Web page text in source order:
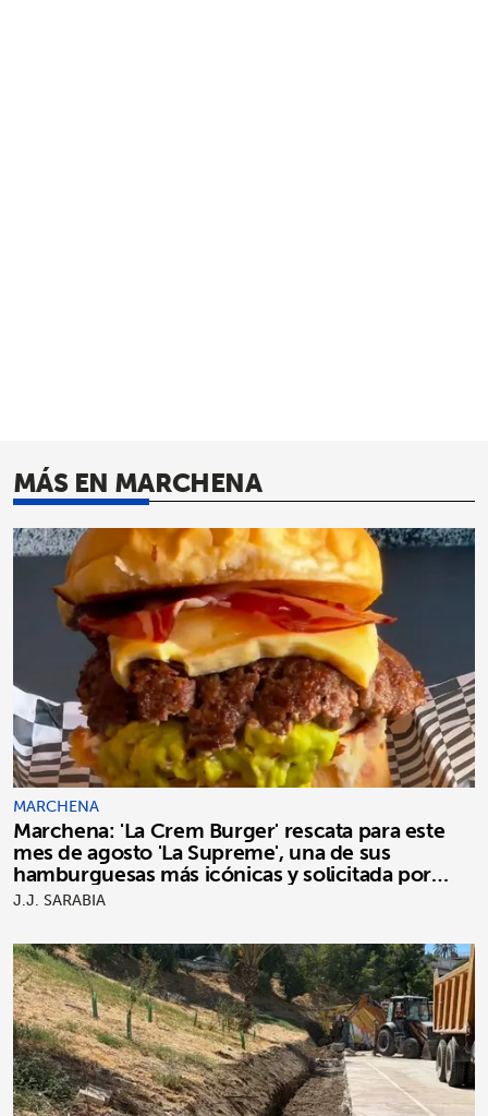
MÁS EN MARCHENA
MARCHENA
Marchena: 'La Crem Burger' rescata para este
mes de agosto 'La Supreme', una de sus
hamburguesas más icónicas y solicitada por
clientes
J.J. SARABIA